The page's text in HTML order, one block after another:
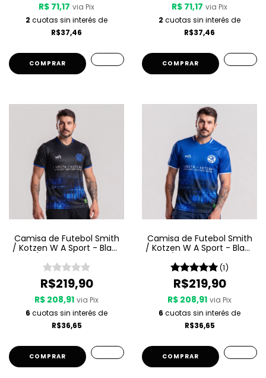
R$ 71,17 via Pix
2 cuotas sin interés de
R$37,46
COMPRAR
R$ 71,17 via Pix
2 cuotas sin interés de
R$37,46
COMPRAR
Camisa de Futebol Smith
/ Kotzen W A Sport - Black
R$219,90
R$ 208,91 via Pix
6 cuotas sin interés de
R$36,65
COMPRAR
Camisa de Futebol Smith
/ Kotzen W A Sport - Black
(1)
R$219,90
R$ 208,91 via Pix
6 cuotas sin interés de
R$36,65
COMPRAR